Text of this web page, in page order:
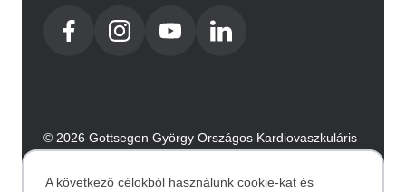
© 2026 Gottsegen György Országos Kardiovaszkuláris
Intézet. Minden jog fenntartva.
A következő célokból használunk cookie-kat és